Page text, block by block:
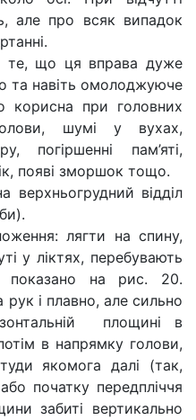
але про всяк випадок
ця вправа дуже
та навіть омолоджуюче
корисна при головних
шумі у вухах,
погіршенні пам’яті,
появі зморшок тощо.
відділ
лягти на спину,
у ліктях, перебувають
показано на рис. 20.
і плавно, але сильно
площині в
в напрямку голови,
якомога далі (так,
початку передпліччя
забиті вертикально